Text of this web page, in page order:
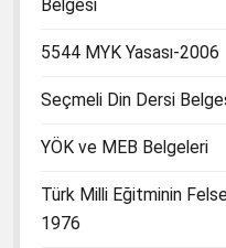
Belgesi
5544 MYK Yasası-2006
Seçmeli Din Dersi
YÖK ve MEB Belgeleri
Türk Milli Eğitminin
1976